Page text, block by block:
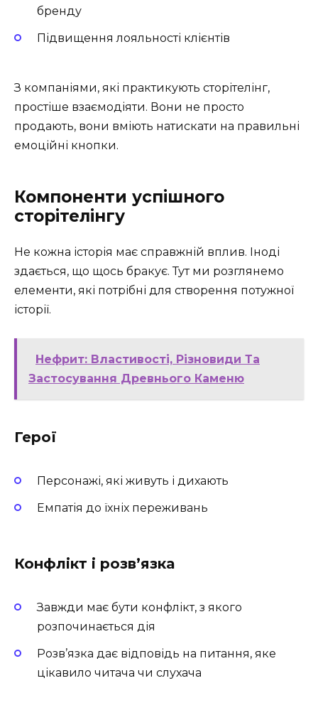
бренду
Підвищення лояльності клієнтів
З компаніями, які практикують сторітелінг,
простіше взаємодіяти. Вони не просто
продають, вони вміють натискати на правильні
емоційні кнопки.
Компоненти успішного
сторітелінгу
Не кожна історія має справжній вплив. Іноді
здається, що щось бракує. Тут ми розглянемо
елементи, які потрібні для створення потужної
історії.
Нефрит: Властивості, Різновиди Та
Застосування Древнього Каменю
Герої
Персонажі, які живуть і дихають
Емпатія до їхніх переживань
Конфлікт і розв’язка
Завжди має бути конфлікт, з якого
розпочинається дія
Розв’язка дає відповідь на питання, яке
цікавило читача чи слухача